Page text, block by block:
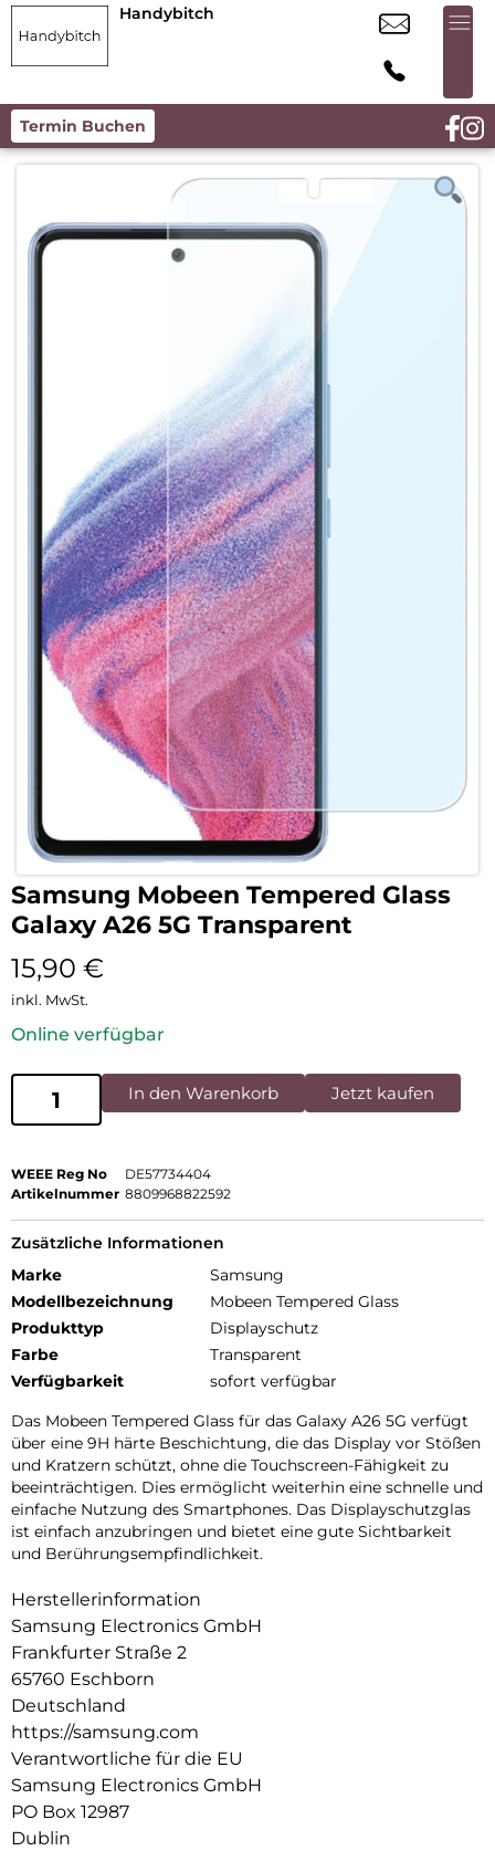
Handybitch
Termin Buchen
Samsung Mobeen Tempered Glass
Galaxy A26 5G Transparent
15,90 €
inkl. MwSt.
Online verfügbar
In den Warenkorb Jetzt kaufen
WEEE Reg No
DE57734404
Artikelnummer 8809968822592
Zusätzliche Informationen
Marke
Samsung
Modellbezeichnung
Mobeen Tempered Glass
Produkttyp
Displayschutz
Farbe
Transparent
Verfügbarkeit
sofort verfügbar
Das Mobeen Tempered Glass für das Galaxy A26 5G verfügt
über eine 9H härte Beschichtung, die das Display vor Stößen
und Kratzern schützt, ohne die Touchscreen-Fähigkeit zu
beeinträchtigen. Dies ermöglicht weiterhin eine schnelle und
einfache Nutzung des Smartphones. Das Displayschutzglas
ist einfach anzubringen und bietet eine gute Sichtbarkeit
und Berührungsempfindlichkeit.
Herstellerinformation
Samsung Electronics GmbH
Frankfurter Straße 2
65760 Eschborn
Deutschland
https://samsung.com
Verantwortliche für die EU
Samsung Electronics GmbH
PO Box 12987
Dublin